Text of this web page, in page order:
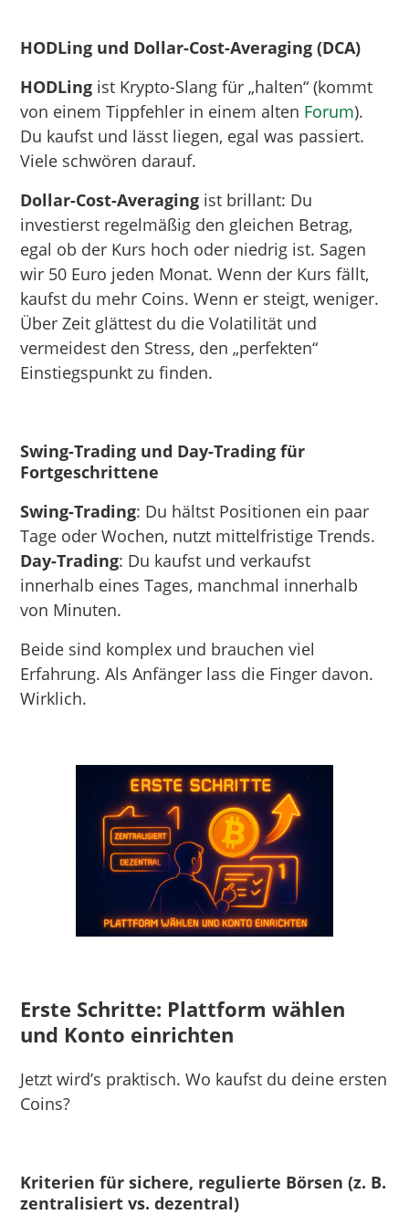
HODLing und Dollar-Cost-Averaging (DCA)
HODLing ist Krypto-Slang für „halten“ (kommt
von einem Tippfehler in einem alten Forum).
Du kaufst und lässt liegen, egal was passiert.
Viele schwören darauf.
Dollar-Cost-Averaging ist brillant: Du
investierst regelmäßig den gleichen Betrag,
egal ob der Kurs hoch oder niedrig ist. Sagen
wir 50 Euro jeden Monat. Wenn der Kurs fällt,
kaufst du mehr Coins. Wenn er steigt, weniger.
Über Zeit glättest du die Volatilität und
vermeidest den Stress, den „perfekten“
Einstiegspunkt zu finden.
Swing-Trading und Day-Trading für
Fortgeschrittene
Swing-Trading: Du hältst Positionen ein paar
Tage oder Wochen, nutzt mittelfristige Trends.
Day-Trading: Du kaufst und verkaufst
innerhalb eines Tages, manchmal innerhalb
von Minuten.
Beide sind komplex und brauchen viel
Erfahrung. Als Anfänger lass die Finger davon.
Wirklich.
Erste Schritte: Plattform wählen
und Konto einrichten
Jetzt wird’s praktisch. Wo kaufst du deine ersten
Coins?
Kriterien für sichere, regulierte Börsen (z. B.
zentralisiert vs. dezentral)